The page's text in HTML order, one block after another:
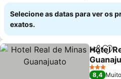
Selecione as datas para ver os
exatos.
Partilhar
Hotel
Ver
3 Estrelas
8,4